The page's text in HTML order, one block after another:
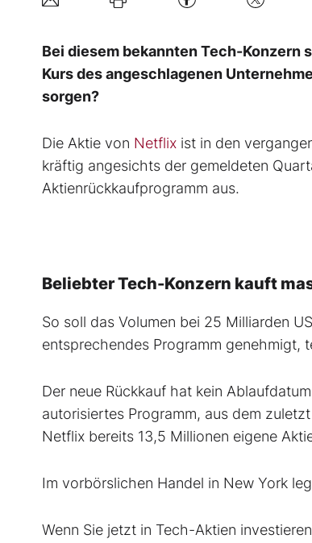
Bei diesem bekannten Tech-Konzern
Kurs des angeschlagenen
sorgen?
Die Aktie von Netflix ist in den
kräftig angesichts der gemeldeten
Aktienrückkaufprogramm aus.
Beliebter Tech-Konzern kauft
So soll das Volumen bei 25 Milliarden
entsprechendes Programm genehmigt,
Der neue Rückkauf hat kein
autorisiertes Programm, aus dem
Netflix bereits 13,5 Millionen eigene
Im vorbörslichen Handel in New York
Wenn Sie jetzt in Tech-Aktien